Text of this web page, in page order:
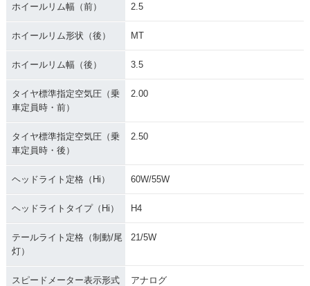
ホイールリム幅（前） 2.5
ホイールリム形状（後） MT
ホイールリム幅（後） 3.5
タイヤ標準指定空気圧（乗
車定員時・前）
2.00
タイヤ標準指定空気圧（乗
車定員時・後）
2.50
ヘッドライト定格（Hi） 60W/55W
ヘッドライトタイプ（Hi） H4
テールライト定格（制動/尾
灯）
21/5W
スピードメーター表示形式 アナログ